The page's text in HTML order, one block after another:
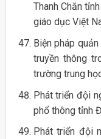
Thanh Chăn
giáo dục Việt
Biện pháp
truyền thông
trường trung
Phát triển đội
phổ thông tỉnh
Phát triển đội